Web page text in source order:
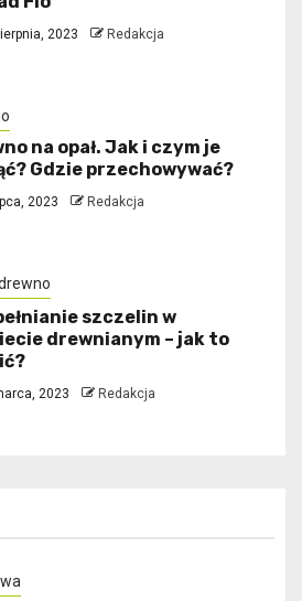
2023 Redakcja
na opał. Jak i czym je
Gdzie przechowywać?
2023 Redakcja
szczelin w
drewnianym – jak to
2023 Redakcja